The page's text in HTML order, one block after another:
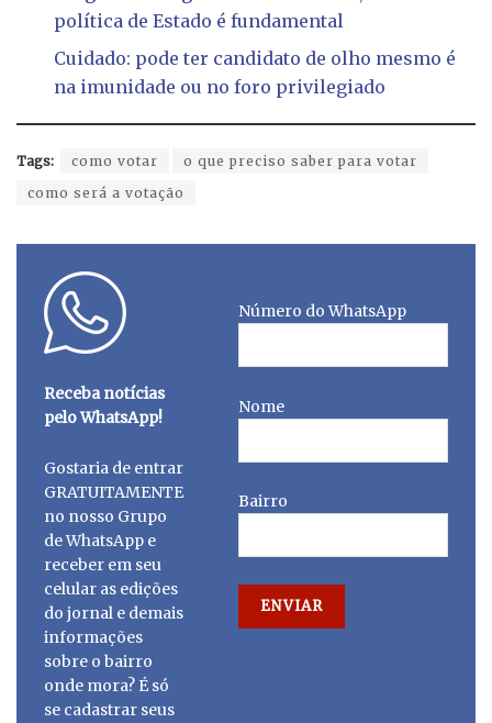
política de Estado é fundamental
Cuidado: pode ter candidato de olho mesmo é
na imunidade ou no foro privilegiado
Tags: como votar
o que preciso saber para votar
como será a votação
Receba notícias
pelo WhatsApp!
Gostaria de entrar
GRATUITAMENTE
no nosso Grupo
de WhatsApp e
receber em seu
celular as edições
do jornal e demais
informações
sobre o bairro
onde mora? É só
se cadastrar seus
Número do WhatsApp
Nome
Bairro